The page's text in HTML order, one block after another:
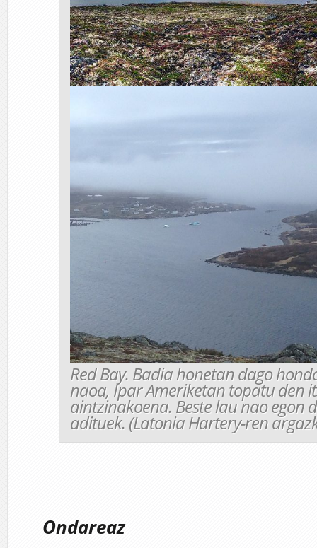
Red Bay. Badia honetan dago
naoa, Ipar Ameriketan topatu den
aintzinakoena. Beste lau nao egon
adituek. (Latonia Hartery-ren
Ondareaz